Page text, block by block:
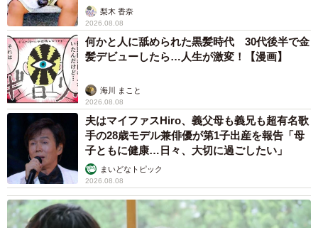
台湾ビールが70元（約320円）（ボンクレ台湾さん提供）
あと、料理ではないですが、ティッシュも推したいです。
台湾のレストランでは大抵、正方形のティッシュが机や壁
に備え付けてあるのですが、サイゼリヤも台湾らしく専用
のものが用意されておりました。日本のチェーンですがこ
ういう現地っぽさに感動します。
「尊…」
梨木 香奈
2026.08.08
何かと人に舐められた黒髪時代 30代後半で金
髪デビューしたら…人生が激変！【漫画】
海川 まこと
2026.08.08
夫はマイファスHiro、義父母も義兄も超有名歌
手の28歳モデル兼俳優が第1子出産を報告「母
子ともに健康…日々、大切に過ごしたい」
まいどなトピック
2026.08.08